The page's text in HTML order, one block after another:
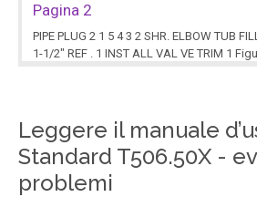
Pagina 2
PIPE PLUG 2 1 5 4 3 2 SHR. ELBOW TUB
1-1/2" REF . 1 INST ALL VAL VE TRIM 1
Pagina 3
"B" "B" 3 ADJUST HOT LIMIT STOP By
Leggere il manuale
Standard T506.50X -
problemi